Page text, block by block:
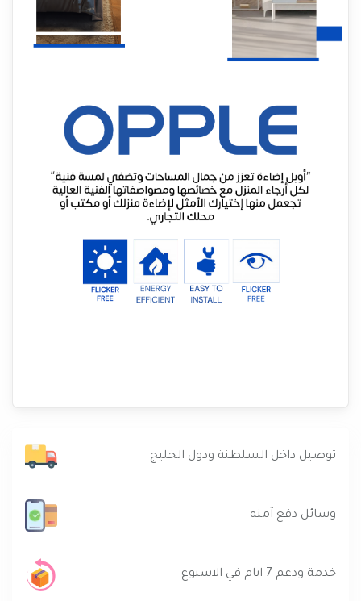
توصيل داخل السلطنة ودول الخليج
وسائل دفع آمنه
خدمة ودعم 7 ايام في الاسبوع